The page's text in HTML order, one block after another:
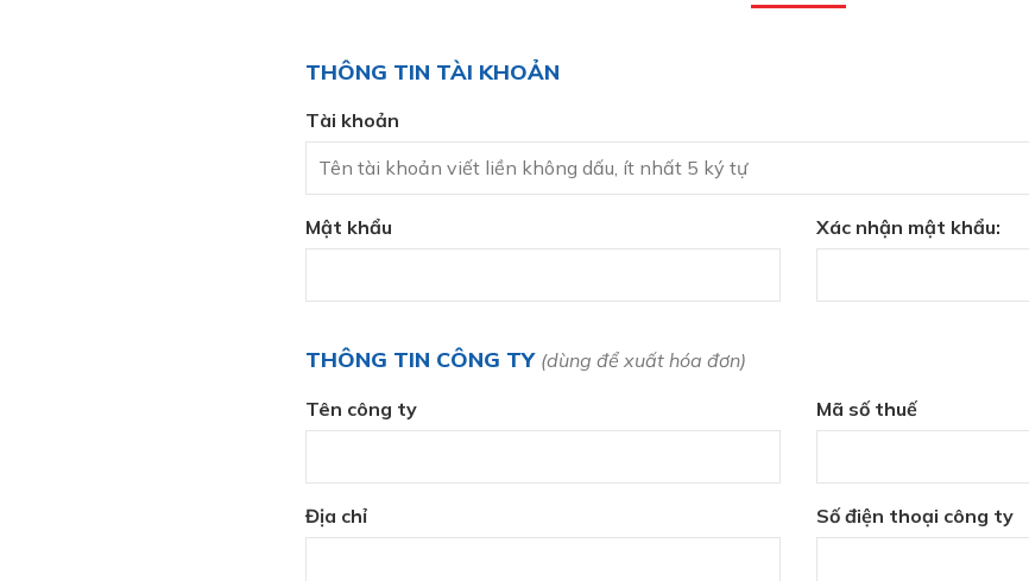
THÔNG TIN TÀI KHOẢN
Tài khoản
Mật khẩu Xác nhận mật khẩu:
THÔNG TIN CÔNG TY (dùng để xuất hóa đơn)
Tên công ty Mã số thuế
Địa chỉ Số điện thoại công ty